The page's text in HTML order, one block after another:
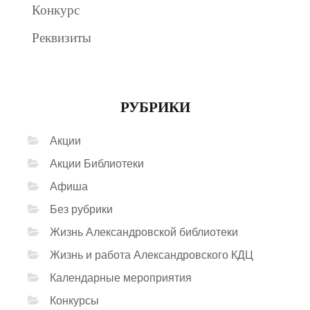
Конкурс
Реквизиты
РУБРИКИ
Акции
Акции Библиотеки
Афиша
Без рубрики
Жизнь Александровской библиотеки
Жизнь и работа Александровского КДЦ
Календарные мероприятия
Конкурсы